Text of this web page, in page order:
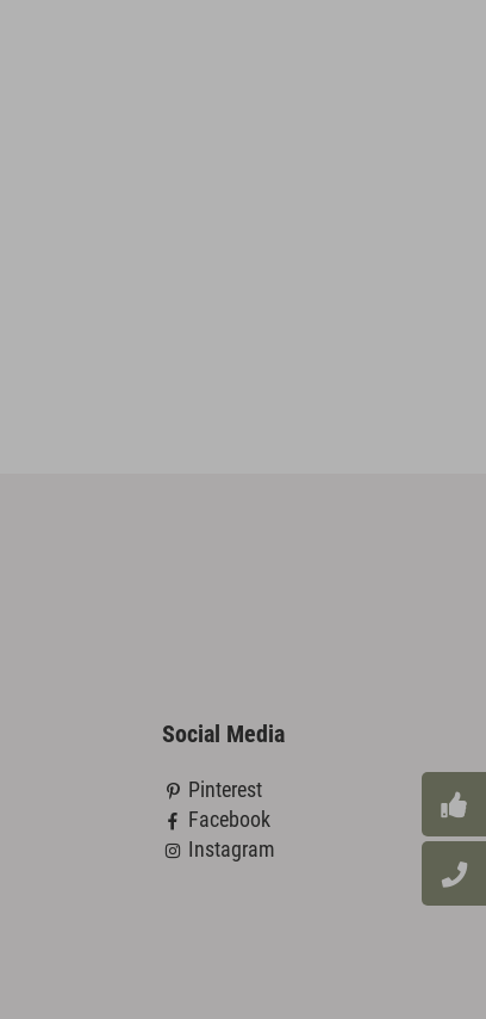
Social Media
Pinterest
Facebook
Instagram